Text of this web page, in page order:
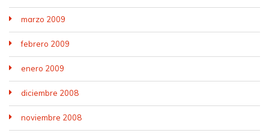
marzo 2009
febrero 2009
enero 2009
diciembre 2008
noviembre 2008